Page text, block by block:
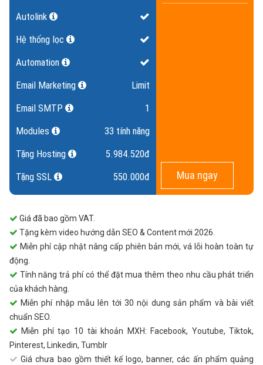
Autolink
Hệ thống lọc
Automation
Email Marketing
Limit
Email SMTP
1
Modules
33 tính năng
Tặng Hosting
5.984.520đ
Tặng SSL
550.000đ Mua ngay
Giá đã bao gồm VAT.
Tặng kèm video hướng dẫn SEO & Content mới 2026.
Miễn phí cập nhật nâng cấp phiên bản mới, vá lỗi hoàn toàn tự
động.
Tính năng trả phí có thể đặt mua thêm theo nhu cầu phát triển
của khách hàng.
Miễn phí nhập mẫu lên tới 30 nội dung sản phẩm và bài viết
chuẩn SEO.
Miễn phí tạo 10 tài khoản MXH: Facebook, Youtube, Tiktok,
Pinterest, Linkedin, Tumblr
Giá chưa bao gồm thiết kế logo, banner, các ấn phẩm quảng